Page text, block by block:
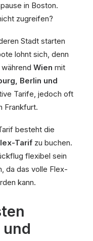
in Boston.
zugreifen?
Stadt starten
lohnt sich, denn
Wien mit
Berlin und
Tarife, jedoch oft
Frankfurt.
besteht die
Tarif zu buchen.
flexibel sein
da das volle Flex-
kann.